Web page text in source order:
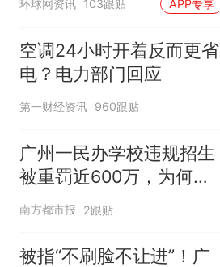
环球网资讯 103跟贴 APP专享
空调24小时开着反而更省
电？电力部门回应
第一财经资讯 960跟贴
广州一民办学校违规招生
被重罚近600万，为何罚
这么重？
南方都市报 2跟贴
被指“不刷脸不让进”！广